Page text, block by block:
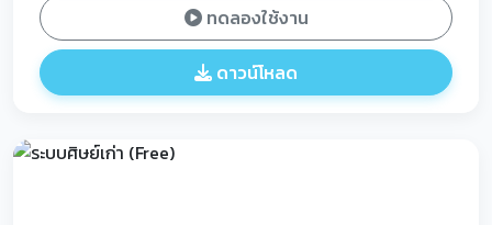
ทดลองใช้งาน
ดาวน์โหลด